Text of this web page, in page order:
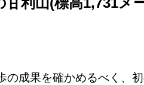
の成果を確かめるべく、